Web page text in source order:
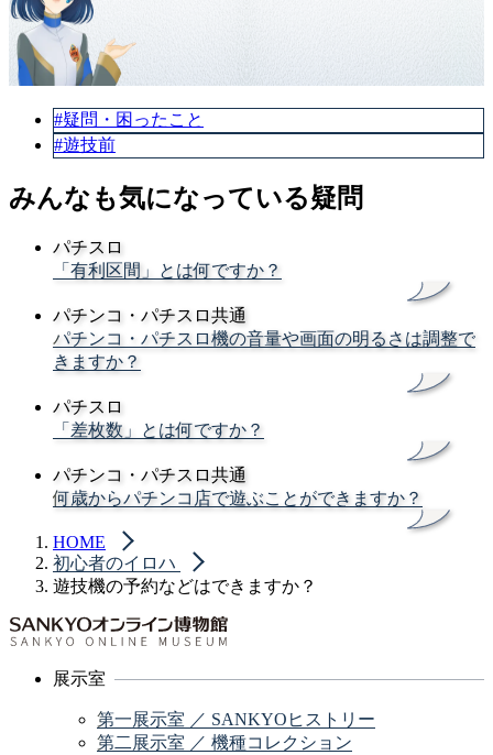
#疑問・困ったこと
#遊技前
みんなも気になっている疑問
パチスロ
「有利区間」とは何ですか？
パチンコ・パチスロ共通
パチンコ・パチスロ機の音量や画面の明るさは調整で
きますか？
パチスロ
「差枚数」とは何ですか？
パチンコ・パチスロ共通
何歳からパチンコ店で遊ぶことができますか？
HOME
初心者のイロハ
遊技機の予約などはできますか？
展示室
第一展示室 ／ SANKYOヒストリー
第二展示室 ／ 機種コレクション